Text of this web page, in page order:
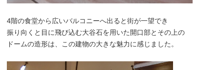
4階の食堂から広いバルコニーへ出ると街が一望でき
振り向くと目に飛び込む大谷石を用いた開口部とその上の
ドームの造形は、この建物の大きな魅力に感じました。